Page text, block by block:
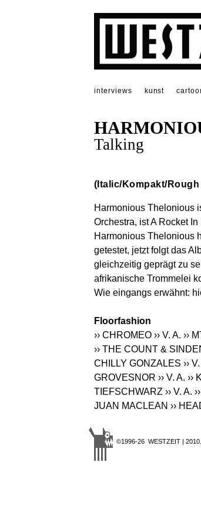
interviews kunst
Talking
(Italic/Kompakt/Rough
Harmonious Thelonious
Orchestra, ist A Rocket
Harmonious Thelonious
getestet, jetzt folgt das
gleichzeitig geprägt zu
afrikanische Trommelei
Wie eingangs erwähnt:
Floorfashion
›› CHROMEO ›› V. A. ››
›› THE COUNT &
CHILLY GONZALES ››
GROVESNOR ›› V. A. ››
TIEFSCHWARZ ›› V. A.
JUAN MACLEAN ››
©1996-26 WESTZEIT |